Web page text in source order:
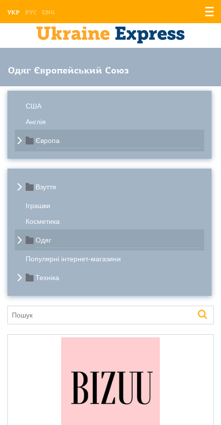
УКР РУС ENG
Одяг Європейський Союз
США
Англія
Європа
Взуття
Іграшки
Косметика
Одяг
Популярні інтернет-магазини
Техніка